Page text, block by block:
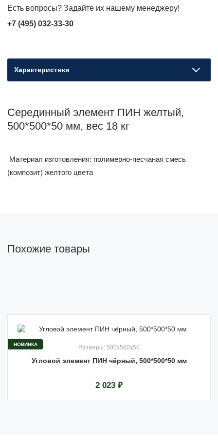
Есть вопросы? Задайте их нашему менеджеру!
+7 (495) 032-33-30
Характеристики
Серединный элемент ПИН желтый,
500*500*50 мм, вес 18 кг
Материал изготовления: полимерно-песчаная смесь
(композит) желтого цвета
Похожие товары
НОВИНКА Размеры: 500x500x50
Угловой элемент ПИН чёрный, 500*500*50 мм
2 023 ₽